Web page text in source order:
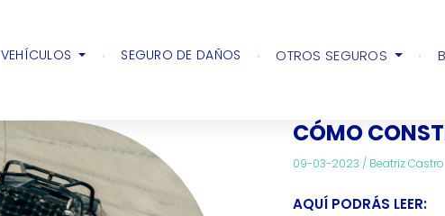
VEHÍCULOS SEGURO DE DAÑOS OTROS SEGUROS
Cómo construir un buggy paso a paso
CÓMO
09-03-2023 / Beatriz Castro
AQUÍ PODRÁS LEER: